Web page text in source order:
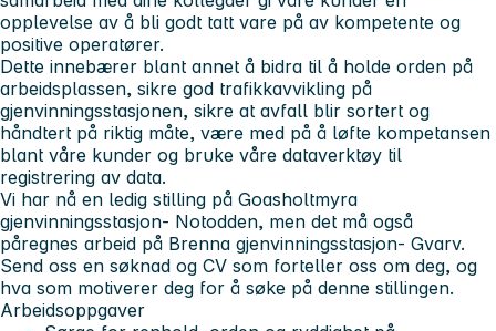
opplevelse av å bli godt tatt vare på av kompetente og
positive operatører.
Dette innebærer blant annet å bidra til å holde orden på
arbeidsplassen, sikre god trafikkavvikling på
gjenvinningsstasjonen, sikre at avfall blir sortert og
håndtert på riktig måte, være med på å løfte kompetansen
blant våre kunder og bruke våre dataverktøy til
registrering av data.
Vi har nå en ledig stilling på Goasholtmyra
gjenvinningsstasjon- Notodden, men det må også
påregnes arbeid på Brenna gjenvinningsstasjon- Gvarv.
Send oss en søknad og CV som forteller oss om deg, og
hva som motiverer deg for å søke på denne stillingen.
Arbeidsoppgaver